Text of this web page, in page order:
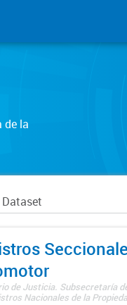
de la
de Justicia. Subsecretaría
Nacionales de la